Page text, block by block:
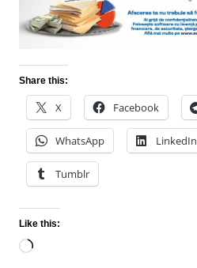
Share this:
X Facebook
WhatsApp LinkedIn
Tumblr
Like this:
Loading…